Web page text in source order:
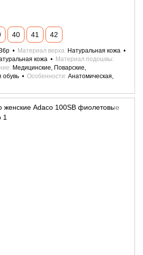
40 41 42
Материал верха Натуральная кожа
кожа
Материал подошвы
Медицинские, Поварские,
обувь
Особенности Анатомическая,